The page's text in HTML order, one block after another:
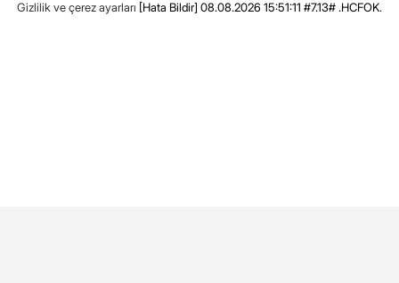
Gizlilik ve çerez ayarları [Hata Bildir] 08.08.2026 15:51:11 #7.13# .HCFOK.